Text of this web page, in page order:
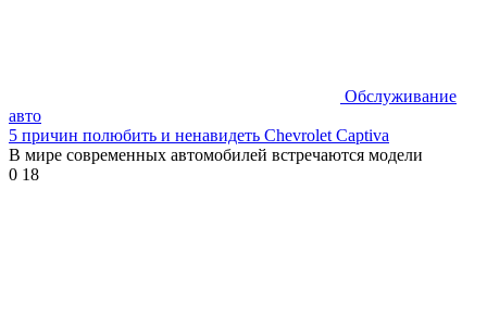
Обслуживание
авто
5 причин полюбить и ненавидеть Chevrolet Captiva
В мире современных автомобилей встречаются модели
0 18